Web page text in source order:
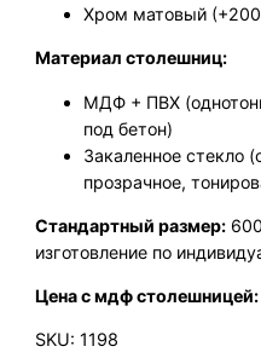
Хром матовый
Материал столешниц:
МДФ + ПВХ
под бетон)
Закаленное стекло
прозрачное,
Стандартный размер:
изготовление по
Цена с мдф столешницей:
SKU: 1198